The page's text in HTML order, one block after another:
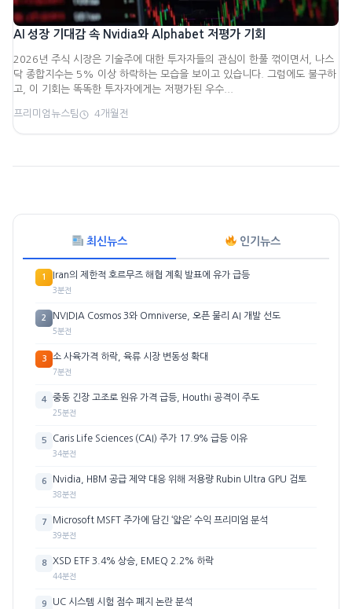
AI 성장 기대감 속 Nvidia와 Alphabet 저평가 기회
2026년 주식 시장은 기술주에 대한 투자자들의 관심이 한풀 꺾이면서, 나스
닥 종합지수는 5% 이상 하락하는 모습을 보이고 있습니다. 그럼에도 불구하
고, 이 기회는 똑똑한 투자자에게는 저평가된 우수...
프리미엄뉴스팀 4개월전
최신뉴스 인기뉴스
1 Iran의 제한적 호르무즈 해협 계획 발표에 유가 급등
3분전
2 NVIDIA Cosmos 3와 Omniverse, 오픈 물리 AI 개발 선도
5분전
3 소 사육가격 하락, 육류 시장 변동성 확대
7분전
4 중동 긴장 고조로 원유 가격 급등, Houthi 공격이 주도
25분전
5 Caris Life Sciences (CAI) 주가 17.9% 급등 이유
34분전
6 Nvidia, HBM 공급 제약 대응 위해 저용량 Rubin Ultra GPU 검토
38분전
7 Microsoft MSFT 주가에 담긴 ‘얇은’ 수익 프리미엄 분석
39분전
8 XSD ETF 3.4% 상승, EMEQ 2.2% 하락
44분전
9 UC 시스템 시험 점수 폐지 논란 분석